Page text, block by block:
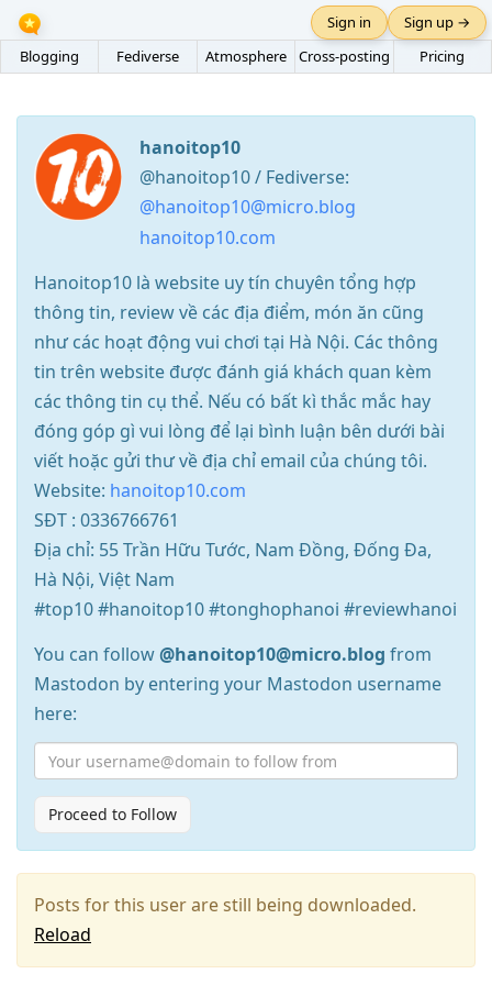
Blogging Fediverse Atmosphere Cross-posting Pricing
Sign in Sign up →
hanoitop10
@hanoitop10 / Fediverse:
@hanoitop10@micro.blog
hanoitop10.com
Hanoitop10 là website uy tín chuyên tổng hợp
thông tin, review về các địa điểm, món ăn cũng
như các hoạt động vui chơi tại Hà Nội. Các thông
tin trên website được đánh giá khách quan kèm
các thông tin cụ thể. Nếu có bất kì thắc mắc hay
đóng góp gì vui lòng để lại bình luận bên dưới bài
viết hoặc gửi thư về địa chỉ email của chúng tôi.
Website: hanoitop10.com
SĐT : 0336766761
Địa chỉ: 55 Trần Hữu Tước, Nam Đồng, Đống Đa,
Hà Nội, Việt Nam
#top10 #hanoitop10 #tonghophanoi #reviewhanoi
You can follow@hanoitop10@micro.blog from
Mastodon by entering your Mastodon username
here:
Proceed to Follow
Posts for this user are still being downloaded.
Reload